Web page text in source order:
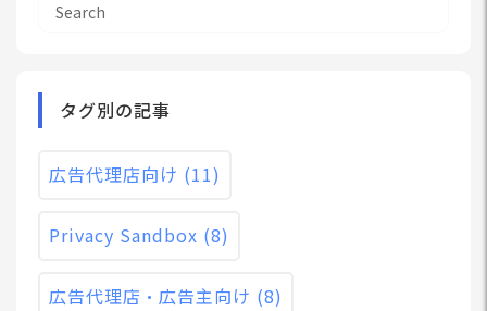
タグ別の記事
広告代理店向け (11)
Privacy Sandbox (8)
広告代理店・広告主向け (8)